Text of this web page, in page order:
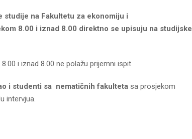
studije na Fakultetu za ekonomiju i
8.00 i iznad 8.00 direktno se upisuju na studijske
i iznad 8.00 ne polažu prijemni ispit.
i studenti sa nematičnih fakulteta sa prosjekom
intervjua.